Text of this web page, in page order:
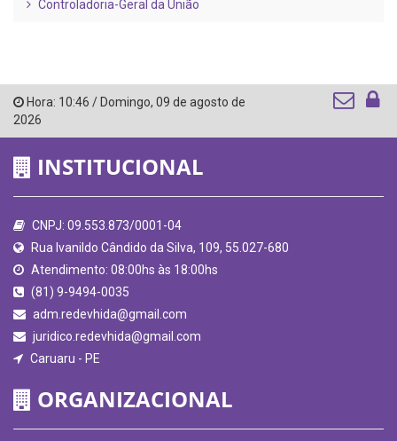
Controladoria-Geral da União
Hora: 10:46 / Domingo, 09 de agosto de
2026
INSTITUCIONAL
CNPJ: 09.553.873/0001-04
Rua Ivanildo Cândido da Silva, 109, 55.027-680
Atendimento: 08:00hs às 18:00hs
(81) 9-9494-0035
adm.redevhida@gmail.com
juridico.redevhida@gmail.com
Caruaru - PE
ORGANIZACIONAL